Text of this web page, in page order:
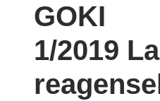
GOKI
1/2019